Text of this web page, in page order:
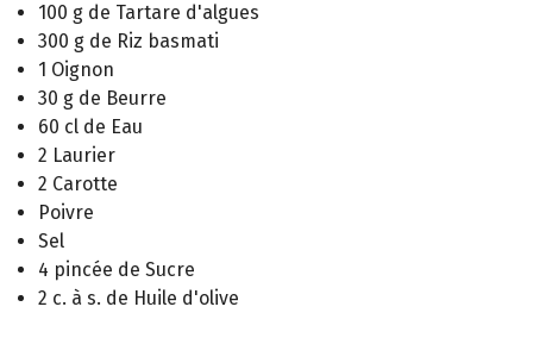
100 g de Tartare d'algues
300 g de Riz basmati
1 Oignon
30 g de Beurre
60 cl de Eau
2 Laurier
2 Carotte
Poivre
Sel
4 pincée de Sucre
2 c. à s. de Huile d'olive